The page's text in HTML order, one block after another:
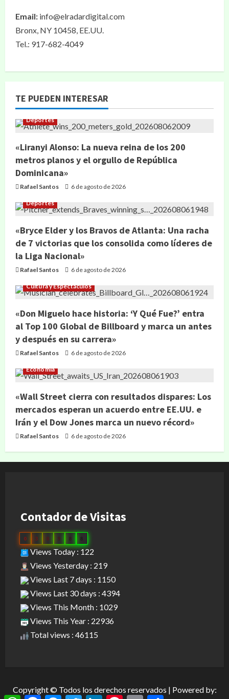
Email: info@elradardigital.com
Bronx, NY 10458, EE.UU.
Tel.: 917-682-4049
TE PUEDEN INTERESAR
Deportes
«Liranyi Alonso: La nueva reina de los 200
metros planos y el orgullo de República
Dominicana»
Rafael Santos 6 de agosto de 2026
Deportes
«Bryce Elder y los Bravos de Atlanta: Una racha
de 7 victorias que los consolida como líderes de
la Liga Nacional»
Rafael Santos 6 de agosto de 2026
Cultura y Espectáculos
«Don Miguelo hace historia: ‘Y Qué Fue?’ entra
al Top 100 Global de Billboard y marca un antes
y después en su carrera»
Rafael Santos 6 de agosto de 2026
Economía
«Wall Street cierra con resultados dispares: Los
mercados esperan un acuerdo entre EE.UU. e
Irán y el Dow Jones marca un nuevo récord»
Rafael Santos 6 de agosto de 2026
Contador de Visitas
0 3 0 9 8
Views Today : 122
Views Yesterday : 219
Views Last 7 days : 1150
Views Last 30 days : 4394
Views This Month : 1029
Views This Year : 22936
Total views : 46115
Copyright © Todos los derechos reservados | Powered by: